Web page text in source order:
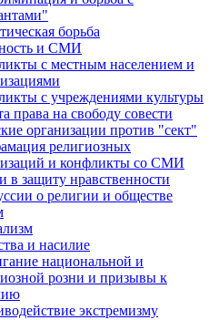
борьба
и СМИ
с местным населением и
с учреждениями культуры
права на свободу совести
организации против "сект"
религиозных
и конфликты со СМИ
в защиту нравственности
о религии и обществе
и насилие
национальной и
розни и призывы к
экстремизму